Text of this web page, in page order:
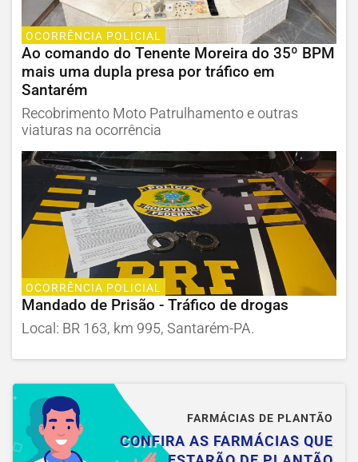
OCORRÊNCIA POLICIAL
Ao comando do Tenente Moreira do 35º BPM
mais uma dupla presa por tráfico em
Santarém
Recobrimento Moto Patrulhamento e outras
viaturas na ocorrência
OCORRÊNCIA POLICIAL
Mandado de Prisão - Tráfico de drogas
Local: BR 163, km 995, Santarém-PA.
FARMÁCIAS DE PLANTÃO
CONFIRA AS FARMÁCIAS QUE